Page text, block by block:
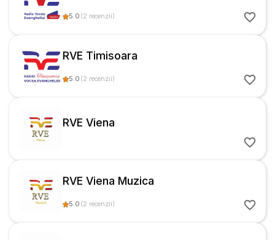
5.0 (2 recenzii)
RVE Timisoara
5.0 (2 recenzii)
RVE Viena
RVE Viena Muzica
5.0 (2 recenzii)